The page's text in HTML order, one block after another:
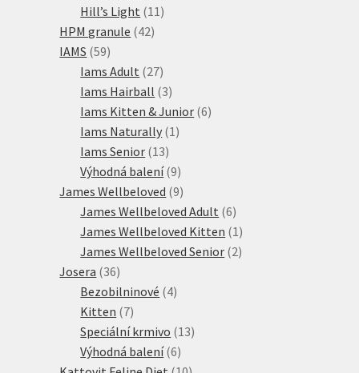
produktů
Hill’s Light 11 11
HPM granule 4242
IAMS 5959
produktů
Iams Adult 2727
produktů
Iams Hairball 33
produkty
Iams Kitten & Junior 66
Iams Naturally 1 1
Iams Senior 1313
produktů
Výhodná balení 99
produktů
James Wellbeloved 99
produktů
James Wellbeloved Adult 66
produktů
James Wellbeloved Kitten 1 1
produkt
James Wellbeloved Senior 22
Josera 3636
produktů
Bezobilninové 44
Kitten 77
produktů
Speciální krmivo 1313
Výhodná balení 66